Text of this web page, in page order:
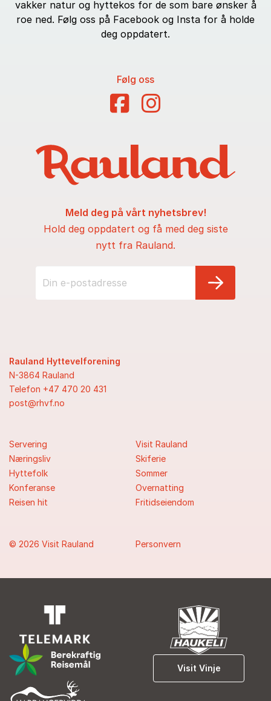
vakker natur og hyttekos for de som bare ønsker å
roe ned. Følg oss på Facebook og Insta for å holde
deg oppdatert.
Følg oss
Rauland Hyttevelforening
N-3864 Rauland
Telefon +47 470 20 431
post@rhvf.no
Servering
Næringsliv
Hyttefolk
Konferanse
Reisen hit
Visit Rauland
Skiferie
Sommer
Overnatting
Fritidseiendom
Meld deg på vårt nyhetsbrev!
Hold deg oppdatert og få med deg siste
nytt fra Rauland.
© 2026 Visit Rauland Personvern
Visit Vinje